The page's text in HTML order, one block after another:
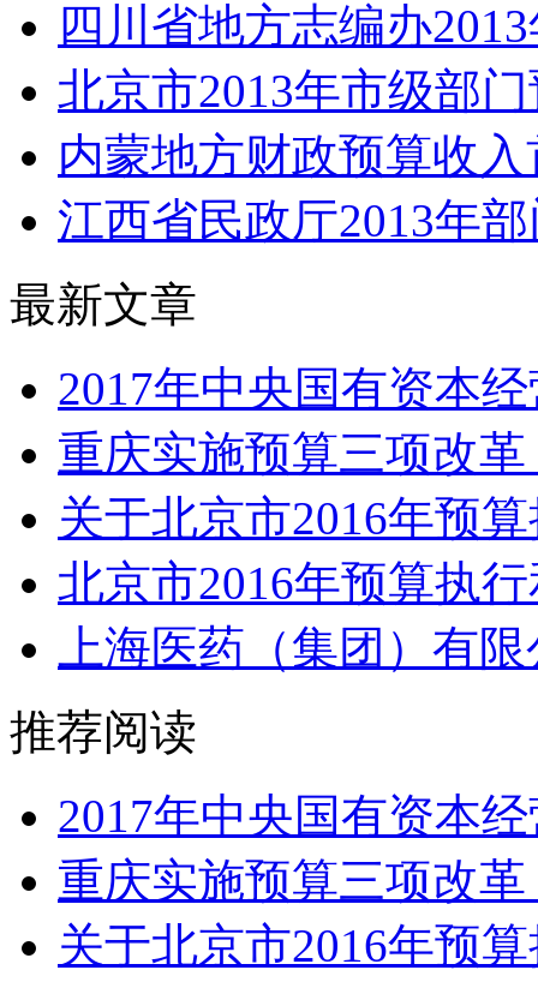
四川省地方志编办
北京市2013年市级部
内蒙地方财政预算收
江西省民政厅2013年
最新文章
2017年中央国有资本
重庆实施预算三项改革
关于北京市2016年预
北京市2016年预算执
上海医药（集团）有
推荐阅读
2017年中央国有资本
重庆实施预算三项改革
关于北京市2016年预